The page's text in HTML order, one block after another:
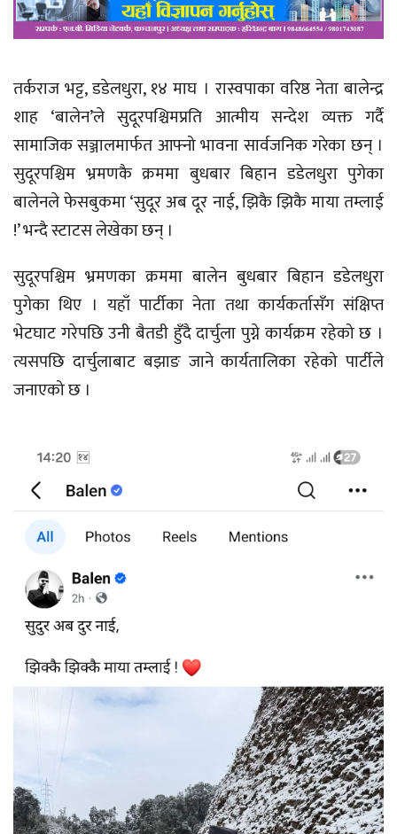
तर्कराज भट्ट, डडेलधुरा, १४ माघ । रास्वपाका वरिष्ठ नेता बालेन्द्र
शाह ‘बालेन’ले सुदूरपश्चिमप्रति आत्मीय सन्देश व्यक्त गर्दै
सामाजिक सञ्जालमार्फत आफ्नो भावना सार्वजनिक गरेका छन् ।
सुदूरपश्चिम भ्रमणकै क्रममा बुधबार बिहान डडेलधुरा पुगेका
बालेनले फेसबुकमा ‘सुदूर अब दूर नाई, झिकै झिकै माया तम्लाई
!’ भन्दै स्टाटस लेखेका छन् ।
सुदूरपश्चिम भ्रमणका क्रममा बालेन बुधबार बिहान डडेलधुरा
पुगेका थिए । यहाँ पार्टीका नेता तथा कार्यकर्तासँग संक्षिप्त
भेटघाट गरेपछि उनी बैतडी हुँदै दार्चुला पुग्ने कार्यक्रम रहेको छ ।
त्यसपछि दार्चुलाबाट बझाङ जाने कार्यतालिका रहेको पार्टीले
जनाएको छ ।